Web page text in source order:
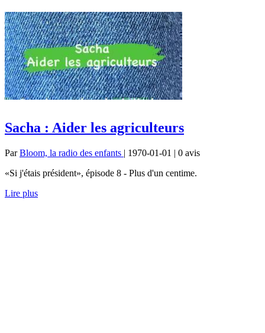
Sacha : Aider les agriculteurs
ParBloom, la radio des enfants | 1970-01-01 | 0 avis
«Si j'étais président», épisode 8 - Plus d'un centime.
Lire plus